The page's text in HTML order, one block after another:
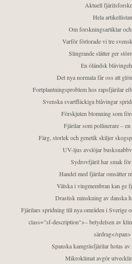
Aktuell
Hela artikellistan
Om forskningsartiklar och
Varför förlorade vi tre
Slingrande slåtter ger
En öländsk
Det nya normala får oss att
Fortplantningsproblem hos rapsfjärilar
Svenska svartfläckiga blåvingar
Förskjuten blomning som
Fjärilar som pollinerare – en
Färg, storlek och genetik skiljer
UV-ljus avslöjar
Sydrovfjäril har smak för
Handel med fjärilar omsätter
Vätska i vingmembran kan ge
Drastisk minskning av danska
Fjärilars spridning till nya områden i Sverige
class="sf-description">– betydelsen av
särdrag</span>
Spanska kamgräsfjärilar hotas
Mikroklimat avgör